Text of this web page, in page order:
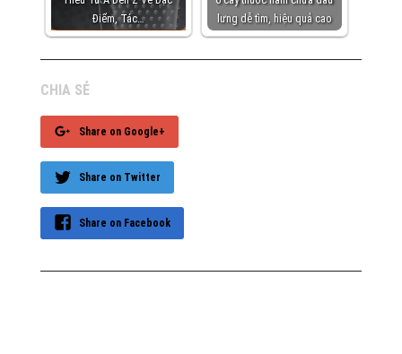
Điểm, Tác…
lưng dễ tìm, hiệu quả cao
CHIA SẺ
Share on Google+
Share on Twitter
Share on Facebook